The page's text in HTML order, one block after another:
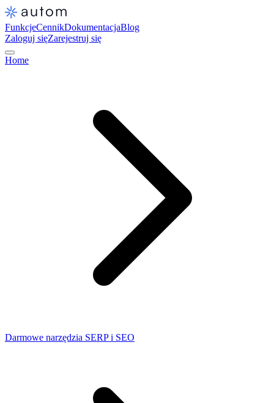
FunkcjeCennikDokumentacjaBlog
Zaloguj sięZarejestruj się
Home
Darmowe narzędzia SERP i SEO